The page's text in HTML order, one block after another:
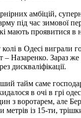
амбіцій,
під час зимової
мають проявитися в
в Одесі виграли
– Назаренко. Зараз
дискваліфікації.
тайм саме
в очі в грі
з воротарем, але
із 15-ти,